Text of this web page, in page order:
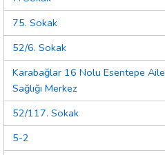
75. Sokak
52/6. Sokak
Karabağlar 16 Nolu Esentepe Aile
Sağlığı Merkez
52/117. Sokak
5-2